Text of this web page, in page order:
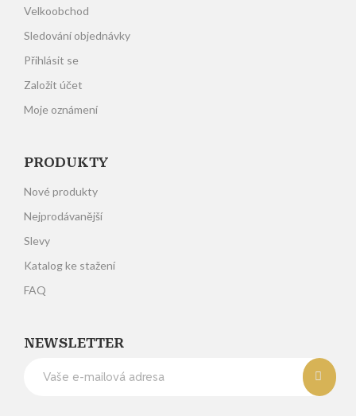
Velkoobchod
Sledování objednávky
Přihlásit se
Založit účet
Moje oznámení
PRODUKTY
Nové produkty
Nejprodávanější
Slevy
Katalog ke stažení
FAQ
NEWSLETTER